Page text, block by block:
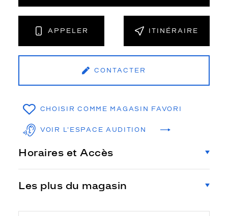
APPELER ITINÉRAIRE
CONTACTER
CHOISIR COMME MAGASIN FAVORI
VOIR L'ESPACE AUDITION
Horaires et Accès
Les plus du magasin